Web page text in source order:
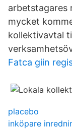
arbetstagares
mycket
kollektivavtal
Fatca giin
placebo
inköpare